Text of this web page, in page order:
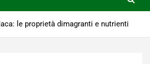
le proprietà dimagranti e nutrienti